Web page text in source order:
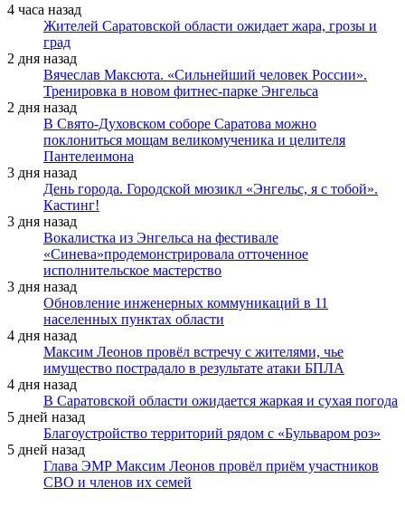
4 часа назад
Жителей Саратовской области ожидает жара, грозы и
град
2 дня назад
Вячеслав Максюта. «Сильнейший человек России».
Тренировка в новом фитнес-парке Энгельса
2 дня назад
В Свято-Духовском соборе Саратова можно
поклониться мощам великомученика и целителя
Пантелеимона
3 дня назад
День города. Городской мюзикл «Энгельс, я с тобой».
Кастинг!
3 дня назад
Вокалистка из Энгельса на фестивале
«Синева»продемонстрировала отточенное
исполнительское мастерство
3 дня назад
Обновление инженерных коммуникаций в 11
населенных пунктах области
4 дня назад
Максим Леонов провёл встречу с жителями, чье
имущество пострадало в результате атаки БПЛА
4 дня назад
В Саратовской области ожидается жаркая и сухая погода
5 дней назад
Благоустройство территорий рядом с «Бульваром роз»
5 дней назад
Глава ЭМР Максим Леонов провёл приём участников
СВО и членов их семей